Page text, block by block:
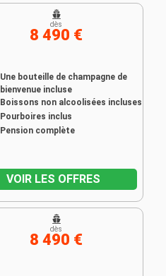
Une bouteille de champagne de
bienvenue incluse
Boissons non alcoolisées incluses
Pourboires inclus
Pension complète
dès
8 490 €
VOIR LES OFFRES
dès
8 490 €